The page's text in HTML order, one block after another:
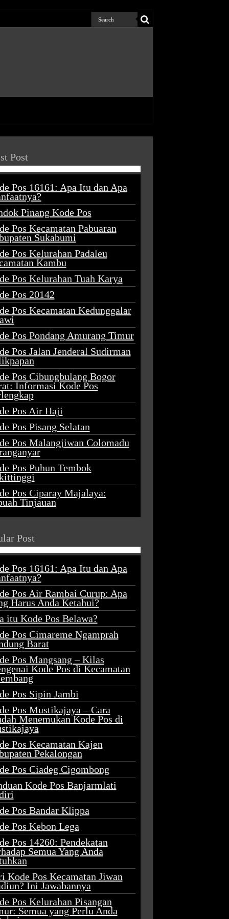
Post
Pos 16161: Apa Itu dan Apa
Pinang Kode Pos
Pos Kecamatan Pabuaran
Sukabumi
Pos Kelurahan Padaleu
Kambu
Pos Kelurahan Tuah Karya
Pos 20142
Pos Kecamatan Kedunggalar
Pos Pondang Amurang Timur
Pos Jalan Jenderal Sudirman
Pos Cibungbulang Bogor
Informasi Kode Pos
Pos Air Haji
Pos Pisang Selatan
Pos Malangjiwan Colomadu
Pos Puhun Tembok
Pos Ciparay Majalaya:
Tinjauan
Post
Pos 16161: Apa Itu dan Apa
Pos Air Rambai Curup: Apa
Harus Anda Ketahui?
itu Kode Pos Belawa?
Pos Cimareme Ngamprah
Barat
Pos Mangsang – Kilas
Kode Pos di Kecamatan
Pos Sipin Jambi
Pos Mustikajaya – Cara
Menemukan Kode Pos di
Pos Kecamatan Kajen
Pekalongan
Pos Ciadeg Cigombong
Kode Pos Banjarmlati
Pos Bandar Klippa
Pos Kebon Lega
Pos 14260: Pendekatan
Semua Yang Anda
Kode Pos Kecamatan Jiwan
Ini Jawabannya
Pos Kelurahan Pisangan
Semua yang Perlu Anda